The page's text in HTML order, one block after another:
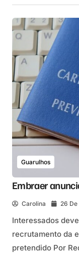
Guarulhos
Embraer
Carolina 26
Interessados
recrutamento da
pretendido Por